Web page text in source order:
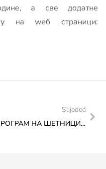
а све додатне
на wеб страници:
Slijedeći
ПРОГРАМ НА ШЕТНИЦИ КУЛТУРЕ У ЧЕТВРТАК, 5. ЈУНА 2025.: „РЕЛИГИЈЕ СПАЈАЈУ КАО МОСТОВИ – У СУСРЕТ БАЈРАМУ“